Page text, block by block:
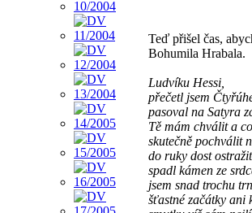
Teď přišel čas,
Bohumila Hrabala.
Ludvíku Hessi,
přečetl jsem
pasoval na Satyra
Tě mám chválit a
skutečně pochválit
do ruky dost
spadl kámen ze
jsem snad trochu
šťastné začátky ani